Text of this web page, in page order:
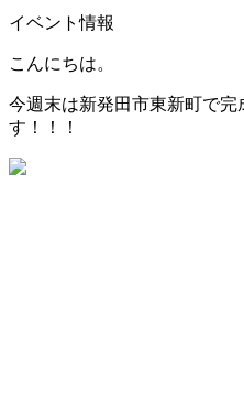
イベント情報
こんにちは。
今週末は新発田市東新町で完
す！！！